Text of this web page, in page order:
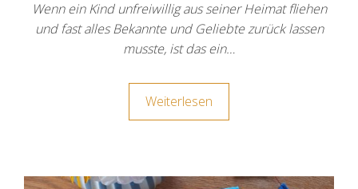
Wenn ein Kind unfreiwillig aus seiner Heimat fliehen
und fast alles Bekannte und Geliebte zurück lassen
musste, ist das ein…
Weiterlesen